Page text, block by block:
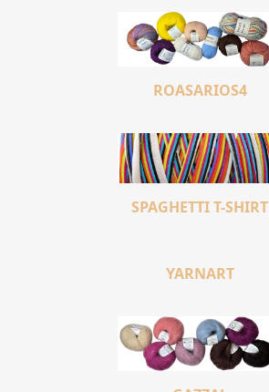
ROASARIOS4
SPAGHETTI T-SHIRT
YARNART